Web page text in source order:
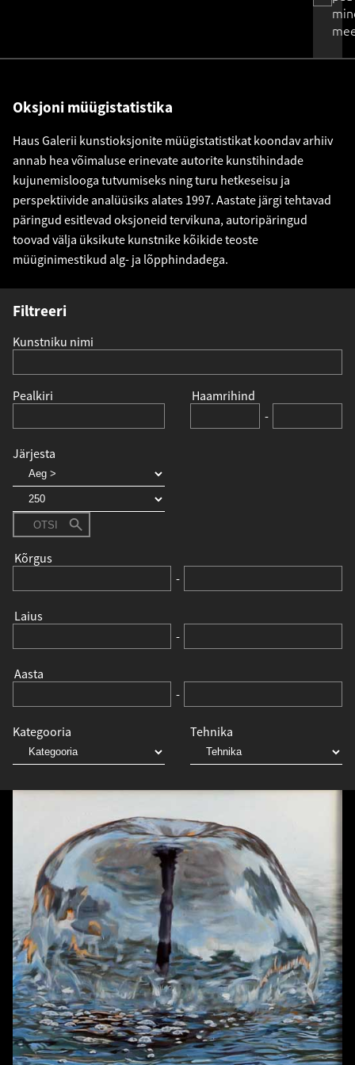
Oksjoni müügistatistika
Haus Galerii kunstioksjonite müügistatistikat koondav arhiiv
annab hea võimaluse erinevate autorite kunstihindade
kujunemislooga tutvumiseks ning turu hetkeseisu ja
perspektiivide analüüsiks alates 1997. Aastate järgi tehtavad
päringud esitlevad oksjoneid tervikuna, autoripäringud
toovad välja üksikute kunstnike kõikide teoste
müüginimestikud alg- ja lõpphindadega.
Filtreeri
Pealkiri
Kunstniku nimi
Laius
-
Aasta
-
Tehnika
Kõrgus
-
Haamrihind
-
Kategooria
Järjesta
OTSI